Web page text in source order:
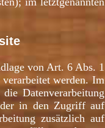
von Art. 6 Abs. 1
werden. Im
Datenverarbeitung
in den Zugriff auf
zusätzlich auf